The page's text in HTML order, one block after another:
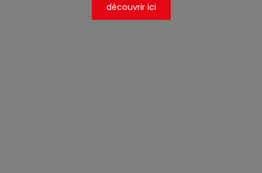
découvrir ici